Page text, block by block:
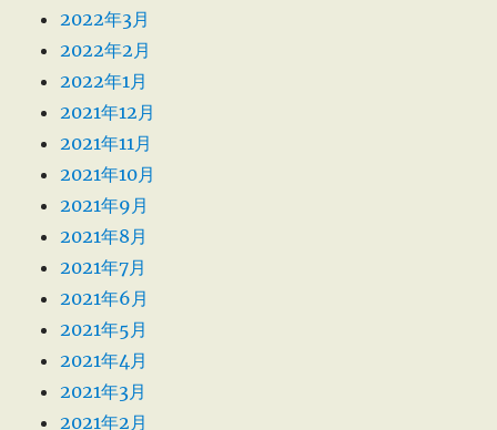
2022年3月
2022年2月
2022年1月
2021年12月
2021年11月
2021年10月
2021年9月
2021年8月
2021年7月
2021年6月
2021年5月
2021年4月
2021年3月
2021年2月